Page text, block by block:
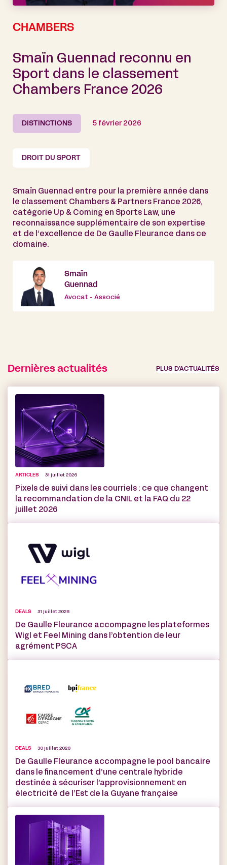
CHAMBERS
Smaïn Guennad reconnu en
Sport dans le classement
Chambers France 2026
DISTINCTIONS 5 février 2026
DROIT DU SPORT
Smaïn Guennad entre pour la première année dans
le classement Chambers & Partners France 2026,
catégorie Up & Coming en Sports Law, une
reconnaissance supplémentaire de son expertise
et de l’excellence de De Gaulle Fleurance dans ce
domaine.
Smaïn
Guennad
Avocat - Associé
Dernières actualités PLUS D’ACTUALITÉS
ARTICLES 31 juillet 2026
Pixels de suivi dans les courriels : ce que changent
la recommandation de la CNIL et la FAQ du 22
juillet 2026
DEALS 31 juillet 2026
De Gaulle Fleurance accompagne les plateformes
Wigl et Feel Mining dans l’obtention de leur
agrément PSCA
DEALS 30 juillet 2026
De Gaulle Fleurance accompagne le pool bancaire
dans le financement d’une centrale hybride
destinée à sécuriser l’approvisionnement en
électricité de l’Est de la Guyane française